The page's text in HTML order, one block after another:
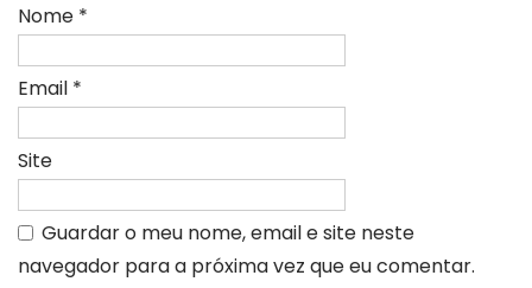
Nome *
Email *
Site
Guardar o meu nome, email e site neste
navegador para a próxima vez que eu comentar.